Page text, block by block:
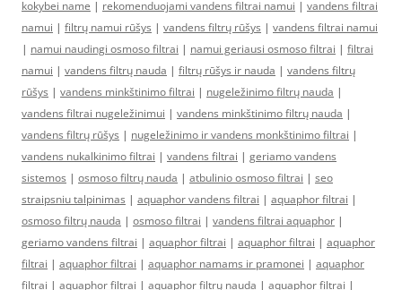
kokybei name | rekomenduojami vandens filtrai namui | vandens filtrai
namui | filtrų namui rūšys | vandens filtrų rūšys | vandens filtrai namui
| namui naudingi osmoso filtrai | namui geriausi osmoso filtrai | filtrai
namui | vandens filtrų nauda | filtrų rūšys ir nauda | vandens filtrų
rūšys | vandens minkštinimo filtrai | nugeležinimo filtrų nauda |
vandens filtrai nugeležinimui | vandens minkštinimo filtrų nauda |
vandens filtrų rūšys | nugeležinimo ir vandens monkštinimo filtrai |
vandens nukalkinimo filtrai | vandens filtrai | geriamo vandens
sistemos | osmoso filtrų nauda | atbulinio osmoso filtrai | seo
straipsniu talpinimas | aquaphor vandens filtrai | aquaphor filtrai |
osmoso filtrų nauda | osmoso filtrai | vandens filtrai aquaphor |
geriamo vandens filtrai | aquaphor filtrai | aquaphor filtrai | aquaphor
filtrai | aquaphor filtrai | aquaphor namams ir pramonei | aquaphor
filtrai | aquaphor filtrai | aquaphor filtrų nauda | aquaphor filtrai |